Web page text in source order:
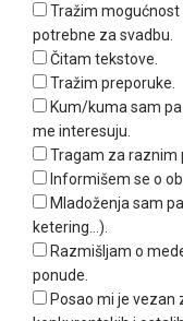
Tražim mogućnost
potrebne za svadbu.
Čitam tekstove.
Tražim preporuke.
Kum/kuma sam
me interesuju.
Tragam za raznim
Informišem se o
Mladoženja sam
ketering...).
Razmišljam o
ponude.
Posao mi je vezan